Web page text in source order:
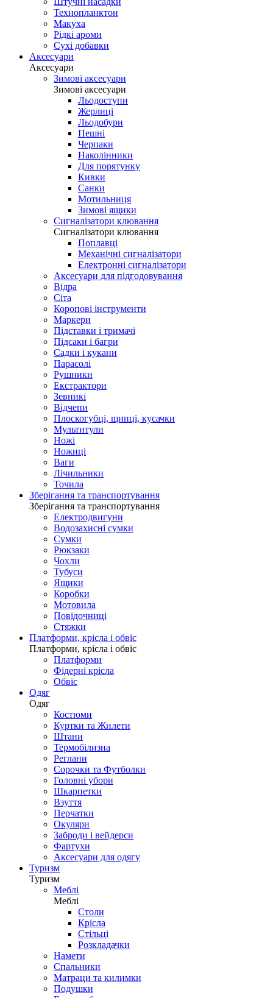
Технопланктон
Макуха
Рідкі ароми
Сухі добавки
Аксесуари
Аксесуари
Зимові аксесуари
Зимові аксесуари
Льодоступи
Жерлиці
Льодобури
Пешні
Черпаки
Наколінники
Для порятунку
Кивки
Санки
Мотильниця
Зимові ящики
Сигналізатори клювання
Сигналізатори клювання
Поплавці
Механічні сигналізатори
Електронні сигналізатори
Аксесуари для підгодовування
Відра
Сіта
Коропові інструменти
Маркери
Підставки і тримачі
Підсаки і багри
Садки і кукани
Парасолі
Рушники
Екстрактори
Зевникі
Відчепи
Плоскогубці, щипці, кусачки
Мультитули
Ножі
Ножиці
Ваги
Лічильники
Точила
Зберігання та транспортування
Зберігання та транспортування
Електродвигуни
Водозахисні сумки
Сумки
Рюкзаки
Чохли
Тубуси
Ящики
Коробки
Мотовила
Повідочниці
Стяжки
Платформи, крісла і обвіс
Платформи, крісла і обвіс
Платформи
Фідерні крісла
Обвіс
Одяг
Одяг
Костюми
Куртки та Жилети
Штани
Термобілизна
Реглани
Сорочки та Футболки
Головні убори
Шкарпетки
Взуття
Перчатки
Окуляри
Заброди і вейдерси
Фартухи
Аксесуари для одягу
Туризм
Туризм
Меблі
Меблі
Столи
Крісла
Стільці
Розкладачки
Намети
Спальники
Матраци та килимки
Подушки